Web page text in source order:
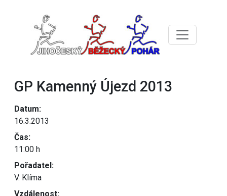
GP Kamenný Újezd 2013
Datum:
16.3.2013
Čas:
11:00 h
Pořadatel:
V. Klíma
Vzdálenost: